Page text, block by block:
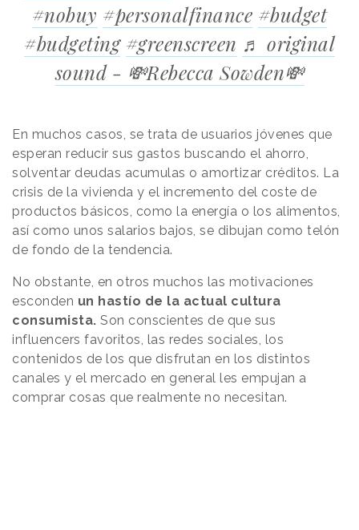
#nobuy #personalfinance #budget
#budgeting #greenscreen ♬ original
sound - 💸Rebecca Sowden💸
En muchos casos, se trata de usuarios jóvenes que
esperan reducir sus gastos buscando el ahorro,
solventar deudas acumulas o amortizar créditos. La
crisis de la vivienda y el incremento del coste de
productos básicos, como la energía o los alimentos,
así como unos salarios bajos, se dibujan como telón
de fondo de la tendencia.
No obstante, en otros muchos las motivaciones
esconden un hastío de la actual cultura
consumista. Son conscientes de que sus
influencers favoritos, las redes sociales, los
contenidos de los que disfrutan en los distintos
canales y el mercado en general les empujan a
comprar cosas que realmente no necesitan.